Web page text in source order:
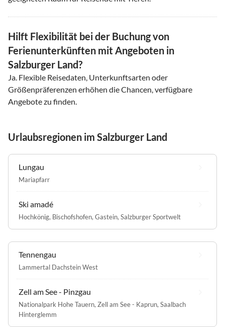
Hilft Flexibilität bei der Buchung von
Ferienunterkünften mit Angeboten in
Salzburger Land?
Ja. Flexible Reisedaten, Unterkunftsarten oder
Größenpräferenzen erhöhen die Chancen, verfügbare
Angebote zu finden.
Urlaubsregionen im Salzburger Land
Lungau
Mariapfarr
Ski amadé
Hochkönig, Bischofshofen, Gastein, Salzburger Sportwelt
Tennengau
Lammertal Dachstein West
Zell am See - Pinzgau
Nationalpark Hohe Tauern, Zell am See - Kaprun, Saalbach
Hinterglemm